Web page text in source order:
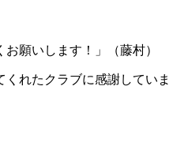
願いします！」（藤村）
れたクラブに感謝して